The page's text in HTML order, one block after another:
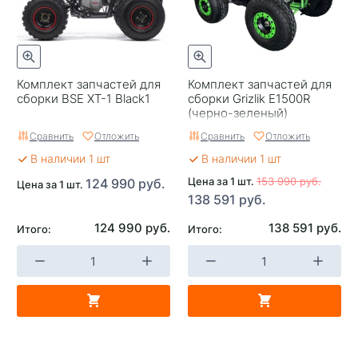
Комплект запчастей для
сборки BSE XT-1 Black1
Сравнить Отложить
В наличии 1 шт
Цена за 1 шт. 124 990 руб.
Итого: 124 990 руб.
Комплект запчастей для
сборки Grizlik E1500R
(черно-зеленый)
камуфляж
Сравнить Отложить
В наличии 1 шт
Цена за 1 шт. 153 990 руб.
138 591 руб.
Итого: 138 591 руб.